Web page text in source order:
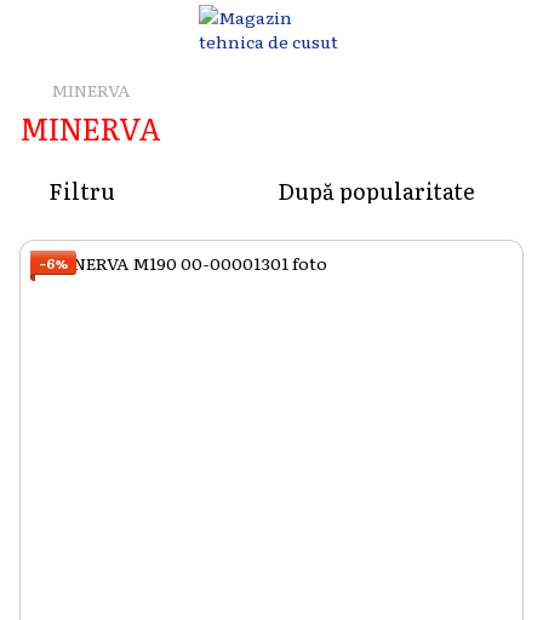
MINERVA
MINERVA
Filtru După popularitate
−6%